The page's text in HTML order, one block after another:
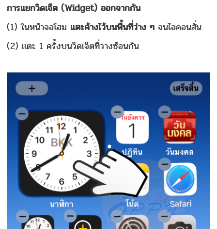
การแยกวิดเจ็ต (Widget) ออกจากกัน
(1) ในหน้าจอโฮม แตะค้างไว้บนพื้นที่ว่าง ๆ จนไอคอนสั่น
(2) แตะ 1 ครั้งบนวิดเจ็ตที่วางซ้อนกัน